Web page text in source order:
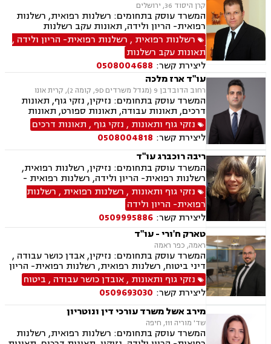
קרן היסוד 36, ירושלים
המשרד עוסק בתחומים: רשלנות רפואית, רשלנות
רפואית- הריון ולידה, תאונות עקב רשלנות
רשלנות רפואית , רשלנות רפואית- הריון ולידה ,
תאונות עקב רשלנות
ליצירת קשר: 0508004688
עו"ד ארז מלכה
רחוב הדובדבן 9 (מגדל משרדים 9D, קומה 2), קרית אונו
המשרד עוסק בתחומים: נזיקין, נזקי גוף, תאונות
דרכים, תאונות עבודה, תאונות ספורט, תאונות
תלמידים, רשלנות רפואית
נזקי גוף ותאונות , נזקי גוף , תאונות דרכים
ליצירת קשר: 0508004818
ריבה רוכברג עו"ד
המשרד עוסק בתחומים: נזיקין, רשלנות רפואית,
רשלנות רפואית- הריון ולידה, רשלנות רפואית -
רפואת שיניים, נזקי גוף
נזקי גוף ותאונות , רשלנות רפואית , רשלנות
רפואית- הריון ולידה
ליצירת קשר: 0509995886
טארק ח'ורי - עו"ד
ראמה, כפר ראמה
המשרד עוסק בתחומים: נזיקין, אבדן כושר עבודה ,
דיני ביטוח, רשלנות רפואית, רשלנות רפואית- הריון
ולידה, רשלנות רפואית - רפואת שיניים, תאונות
דרכים, תאונות עבודה, תאונות ספורט, נזקי גוף,
תאונות תלמידים, נזקי רכוש, ביטוח לאומי, ביטוח
סיעודי , דיני פנסיה
נזקי גוף ותאונות ,אובדן כושר עבודה , ביטוח
ליצירת קשר: 0509693030
מירב אשל משרד עורכי דין ונוטריון
שד' מוריה 111, חיפה
המשרד עוסק בתחומים: רשלנות רפואית, רשלנות